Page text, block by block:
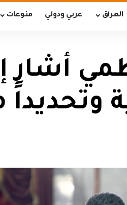
العراق عربي ودولي منوعات
أشار
وتحديداً